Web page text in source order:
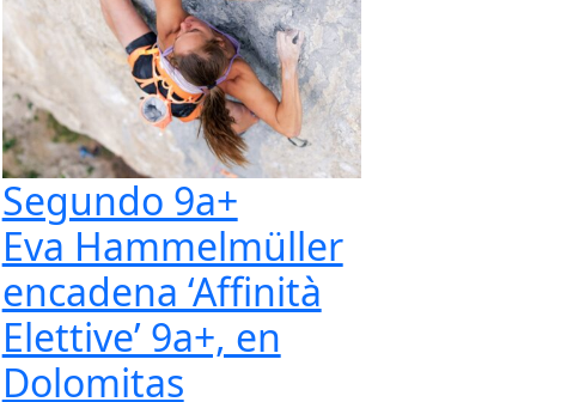
Segundo 9a+
Eva Hammelmüller
encadena ‘Affinità
Elettive’ 9a+, en
Dolomitas